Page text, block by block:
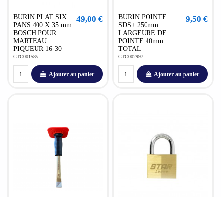
BURIN PLAT SIX
PANS 400 X 35 mm
BOSCH POUR
MARTEAU
PIQUEUR 16-30
GTC001585
49,00 €
Ajouter au panier
BURIN POINTE
SDS+ 250mm
LARGEURE DE
POINTE 40mm
TOTAL
GTC002997
9,50 €
Ajouter au panier